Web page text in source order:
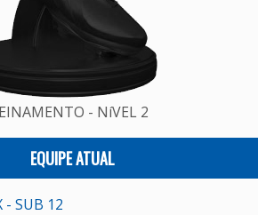
- NíVEL 2
EQUIPE ATUAL
- SUB 12